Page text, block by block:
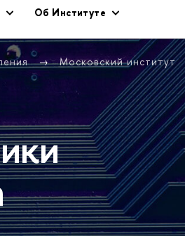
Об Институте
Московский институт